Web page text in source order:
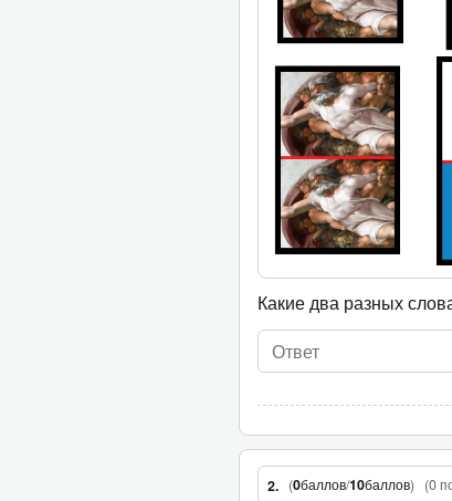
Какие два разных
2. (0баллов/10баллов) (0